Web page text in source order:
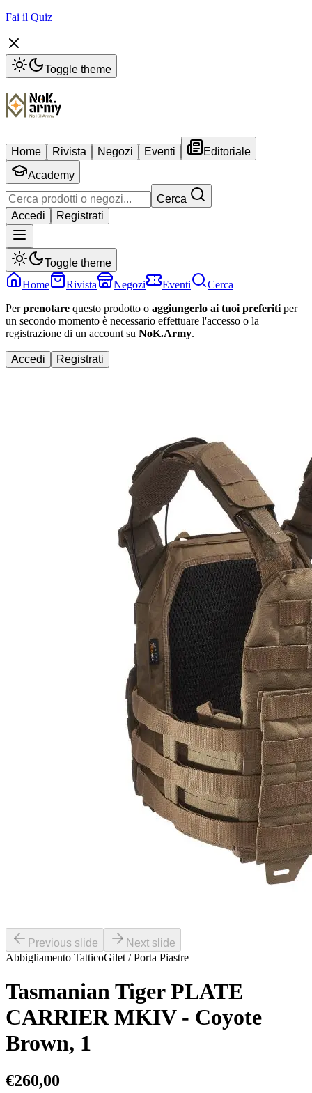
Fai il Quiz
Toggle theme
Home Rivista Negozi Eventi
Editoriale
Academy
Cerca
Accedi
Registrati
Toggle theme
Home
Rivista Negozi Eventi
Cerca
Perprenotare questo prodotto o aggiungerlo ai tuoi preferiti per
un secondo momento è necessario effettuare l'accesso o la
registrazione di un account su NoK.Army.
Accedi Registrati
Previous slide
Next slide
Abbigliamento TatticoGilet / Porta Piastre
Tasmanian Tiger PLATE
CARRIER MKIV - Coyote
Brown, 1
€260,00